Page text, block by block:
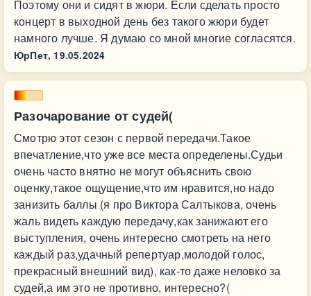
Поэтому они и сидят в жюри. Если сделать просто
концерт в выходной день без такого жюри будет
намного лучше. Я думаю со мной многие согласятся.
ЮрПет, 19.05.2024
Разочарование от судей(
Смотрю этот сезон с первой передачи.Такое
впечатление,что уже все места определены.Судьи
очень часто внятно не могут объяснить свою
оценку,такое ощущение,что им нравится,но надо
занизить баллы (я про Виктора Салтыкова, очень
жаль видеть каждую передачу,как занижают его
выступления, очень интересно смотреть на него
каждый раз,удачный репертуар,молодой голос,
прекрасный внешний вид), как-то даже неловко за
судей,а им это не противно, интересно?(